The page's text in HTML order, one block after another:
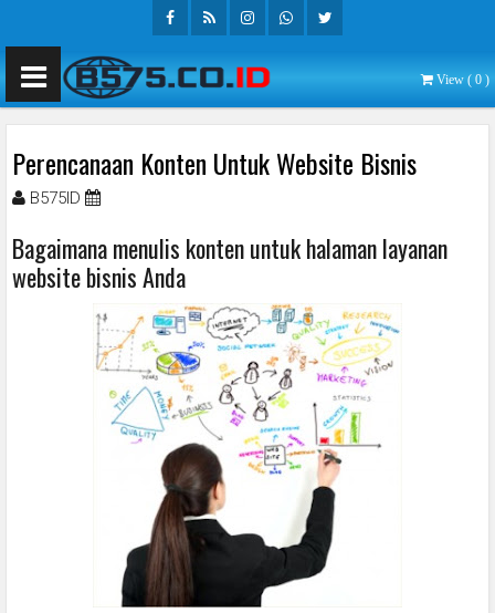
View ( 0 )
Perencanaan Konten Untuk Website Bisnis
B575ID
Bagaimana menulis konten untuk halaman layanan
website bisnis Anda